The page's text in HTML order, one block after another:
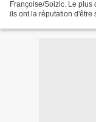
Françoise/Soizic. Le plus
ils ont la réputation d'être